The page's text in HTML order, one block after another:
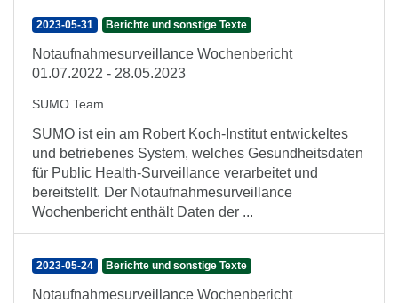
2023-05-31 Berichte und sonstige Texte
Notaufnahmesurveillance Wochenbericht
01.07.2022 - 28.05.2023
SUMO Team
SUMO ist ein am Robert Koch-Institut entwickeltes
und betriebenes System, welches Gesundheitsdaten
für Public Health-Surveillance verarbeitet und
bereitstellt. Der Notaufnahmesurveillance
Wochenbericht enthält Daten der ...
2023-05-24 Berichte und sonstige Texte
Notaufnahmesurveillance Wochenbericht